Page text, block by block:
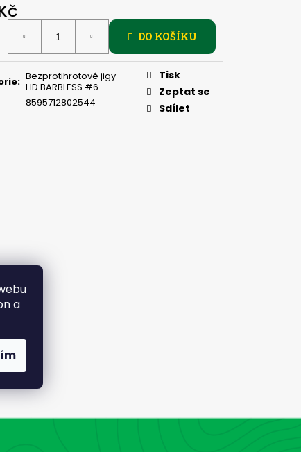
a
DO KOŠÍKU
: Bezprotihrotové jigy
HD BARBLESS #6
8595712802544
Tisk
Zeptat se
Sdílet
- KULIČKA 30 MM